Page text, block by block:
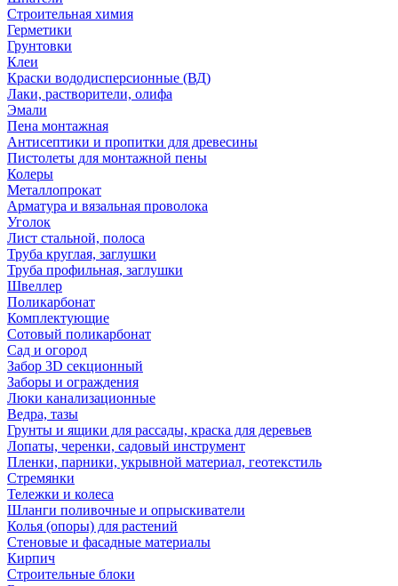
Строительная химия
Герметики
Грунтовки
Клеи
Краски вододисперсионные (ВД)
Лаки, растворители, олифа
Эмали
Пена монтажная
Антисептики и пропитки для древесины
Пистолеты для монтажной пены
Колеры
Металлопрокат
Арматура и вязальная проволока
Уголок
Лист стальной, полоса
Труба круглая, заглушки
Труба профильная, заглушки
Швеллер
Поликарбонат
Комплектующие
Сотовый поликарбонат
Сад и огород
Забор 3D секционный
Заборы и ограждения
Люки канализационные
Ведра, тазы
Грунты и ящики для рассады, краска для деревьев
Лопаты, черенки, садовый инструмент
Пленки, парники, укрывной материал, геотекстиль
Стремянки
Тележки и колеса
Шланги поливочные и опрыскиватели
Колья (опоры) для растений
Стеновые и фасадные материалы
Кирпич
Строительные блоки